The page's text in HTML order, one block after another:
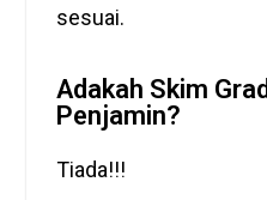
sesuai.
Adakah Skim
Penjamin?
Tiada!!!